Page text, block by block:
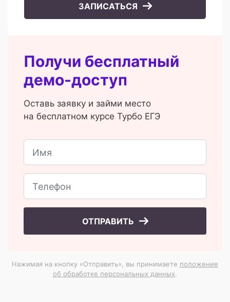
ЗАПИСАТЬСЯ
Получи бесплатный
демо-доступ
Оставь заявку и займи место
на бесплатном курсе Турбо ЕГЭ
ОТПРАВИТЬ
Нажимая на кнопку «Отправить», вы принимаете положение
об обработке персональных данных.